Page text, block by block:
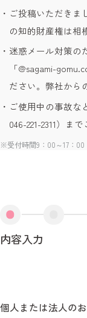
ご投稿いただきま
の知的財産権は相
迷惑メール対策の
「@sagami-
ださい。弊社から
ご使用中の事故な
046-221-2311）ま
受付時間9：00～17：
内容入力
個人または法人の